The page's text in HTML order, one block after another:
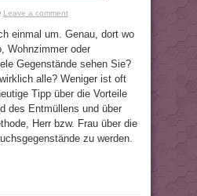
Leave a comment
einmal um. Genau, dort wo
Wohnzimmer oder
Gegenstände sehen Sie?
alle? Weniger ist oft
Tipp über die Vorteile
des Entmüllens und über
Herr bzw. Frau über die
zu werden.